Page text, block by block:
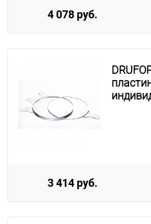
4 078 руб.
3 414 руб.